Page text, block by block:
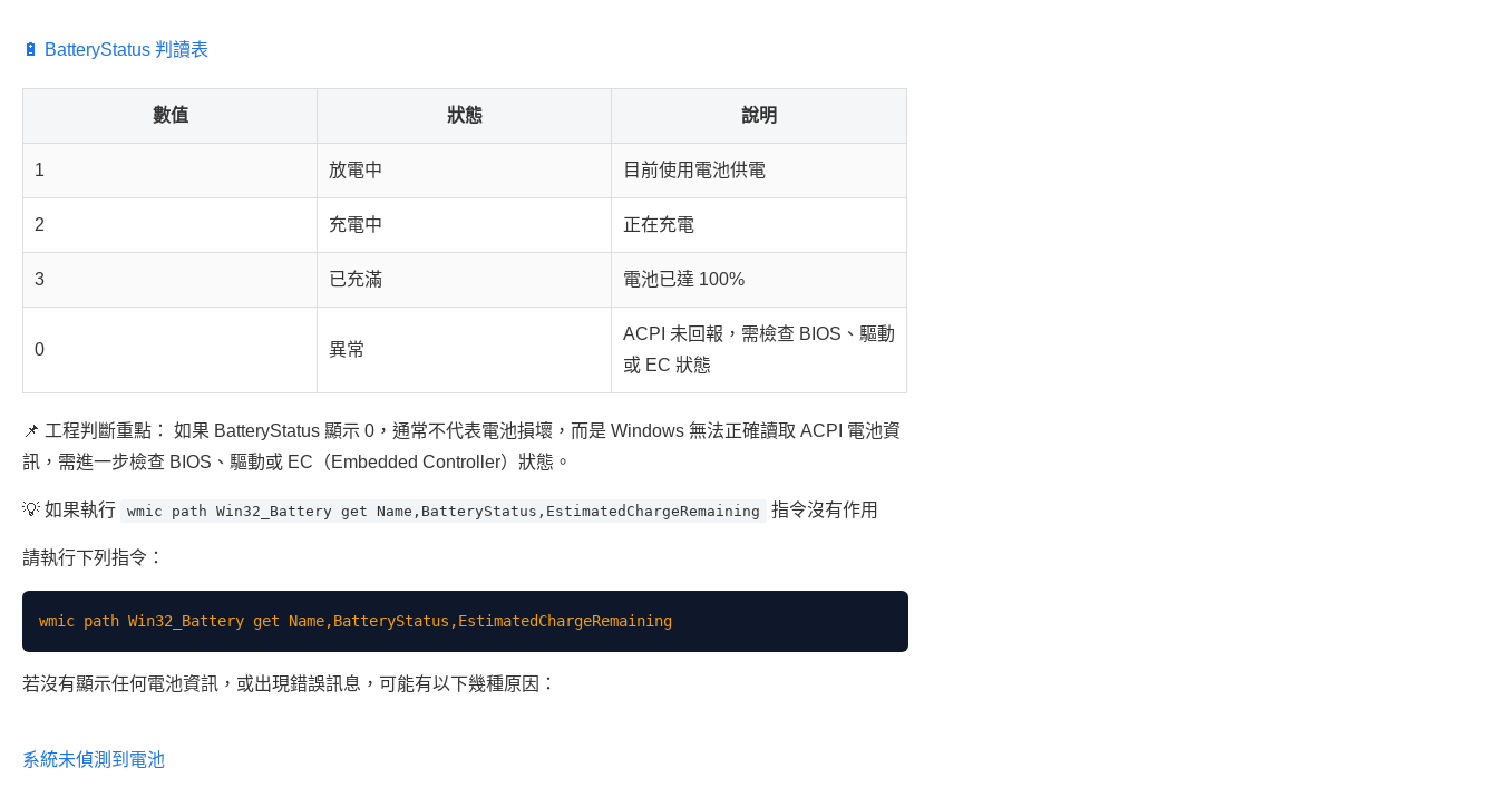
🔋 BatteryStatus 判讀表
數值 狀態 說明
1 放電中 目前使用電池供電
2 充電中 正在充電
3 已充滿 電池已達 100%
0 異常
ACPI 未回報，需檢查 BIOS、驅動
或 EC 狀態
📌 工程判斷重點： 如果 BatteryStatus 顯示 0，通常不代表電池損壞，而是 Windows 無法正確讀取 ACPI 電池資
訊，需進一步檢查 BIOS、驅動或 EC（Embedded Controller）狀態。
💡 如果執行 wmic path Win32_Battery get Name,BatteryStatus,EstimatedChargeRemaining 指令沒有作用
請執行下列指令：
若沒有顯示任何電池資訊，或出現錯誤訊息，可能有以下幾種原因：
系統未偵測到電池